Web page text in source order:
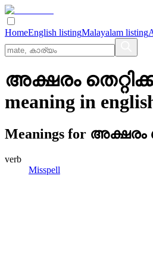
HomeEnglish listingMalayalam listing
അക്ഷരം
meaning in
Meanings for അക്ഷരം
verb
Misspell